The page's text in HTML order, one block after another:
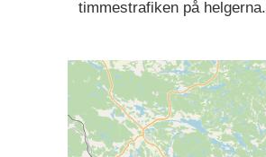
timmestrafiken på helgerna.